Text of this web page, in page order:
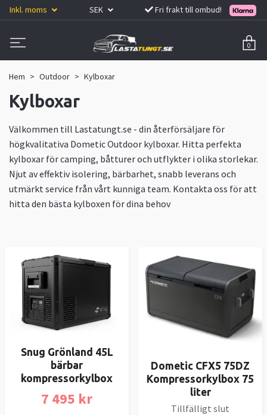
Inkl. moms SEK Fri frakt till ombud!
0
Hem Outdoor Kylboxar
Kylboxar
Välkommen till Lastatungt.se - din återförsäljare för
högkvalitativa Dometic Outdoor kylboxar. Hitta perfekta
kylboxar för camping, båtturer och utflykter i olika storlekar.
Njut av effektiv isolering, bärbarhet, snabb leverans och
utmärkt service från vårt kunniga team. Kontakta oss för att
hitta den bästa kylboxen för dina behov
Snug Grönland 45L
bärbar
kompressorkylbox
7 495 kr
Dometic CFX5 75DZ
Kompressorkylbox 75
liter
Tillfälligt slut